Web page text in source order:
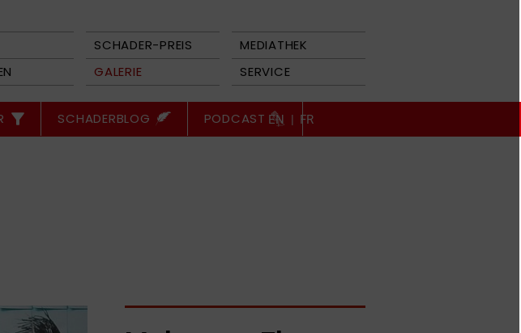
SCHADER-PREIS
MEDIATHEK
GALERIE SERVICE
SCHADERBLOG PODCAST EN | FR